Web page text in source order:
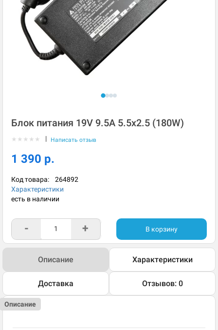
Блок питания 19V 9.5A 5.5x2.5 (180W)
★ ★ ★ ★ ★ | Написать отзыв
1 390 р.
Код товара: 264892
Характеристики
есть в наличии
- + В корзину
Описание Характеристики
Доставка Отзывов: 0
Описание